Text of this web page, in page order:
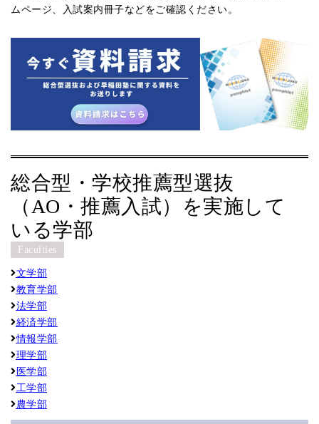
ムページ、入試案内冊子などをご確認ください。
総合型・学校推薦型選抜
（AO・推薦入試）を実施して
いる学部
Faculties
文学部
教育学部
法学部
経済学部
情報学部
理学部
医学部
工学部
農学部